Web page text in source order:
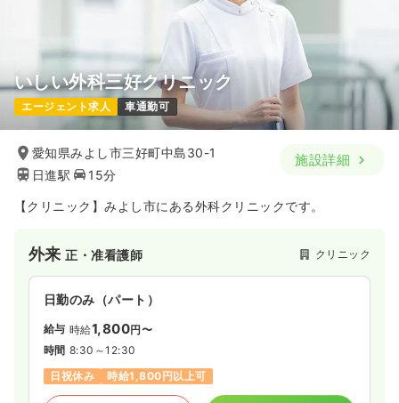
いしい外科三好クリニック
エージェント求人 車通勤可
愛知県みよし市三好町中島30-1
日進駅
15分
施設詳細
【クリニック】みよし市にある外科クリニックです。
外来正・准看護師 クリニック
日勤のみ（パート）
給与 時給1,800円〜
時間 8:30～12:30
日祝休み
時給1,800円以上可